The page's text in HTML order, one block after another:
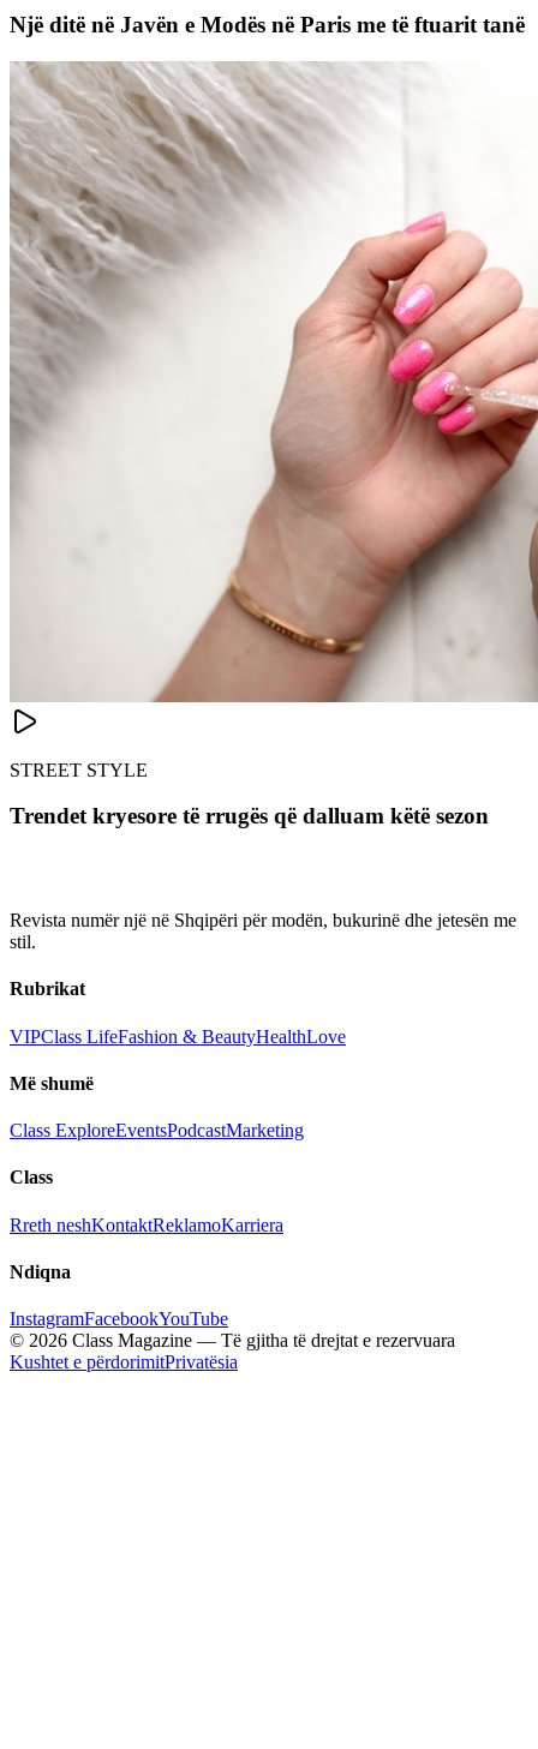
Një ditë në Javën e Modës në Paris me të ftuarit tanë
STREET STYLE
Trendet kryesore të rrugës që dalluam këtë sezon
Revista numër një në Shqipëri për modën, bukurinë dhe jetesën me
stil.
Rubrikat
VIPClass LifeFashion & BeautyHealthLove
Më shumë
Class ExploreEventsPodcastMarketing
Class
Rreth neshKontaktReklamoKarriera
Ndiqna
InstagramFacebookYouTube
© 2026 Class Magazine — Të gjitha të drejtat e rezervuara
Kushtet e përdorimitPrivatësia